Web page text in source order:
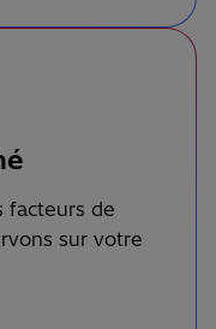
facteurs de
sur votre